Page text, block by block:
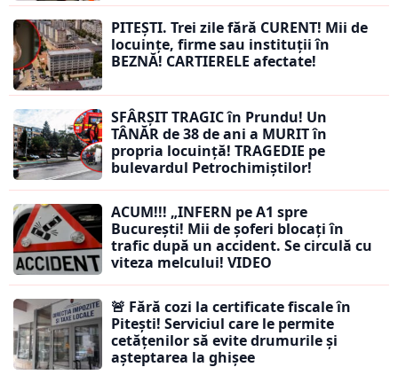
PITEȘTI. Trei zile fără CURENT! Mii de
locuințe, firme sau instituții în
BEZNĂ! CARTIERELE afectate!
SFÂRȘIT TRAGIC în Prundu! Un
TÂNĂR de 38 de ani a MURIT în
propria locuință! TRAGEDIE pe
bulevardul Petrochimiștilor!
ACUM!!! „INFERN pe A1 spre
București! Mii de șoferi blocați în
trafic după un accident. Se circulă cu
viteza melcului! VIDEO
🚨 Fără cozi la certificate fiscale în
Pitești! Serviciul care le permite
cetățenilor să evite drumurile și
așteptarea la ghișee